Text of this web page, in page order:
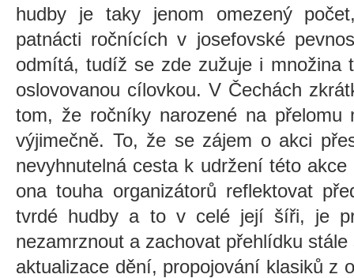
hudby je taky jenom omezený
patnácti ročnících v josefovské
odmítá, tudíž se zde zužuje i množina
oslovovanou cílovkou. V Čechách
tom, že ročníky narozené na přelomu
výjimečně. To, že se zájem o akci
nevyhnutelná cesta k udržení této
ona touha organizátorů reflektovat
tvrdé hudby a to v celé její šíři, je
nezamrznout a zachovat přehlídku
aktualizace dění, propojování klasiků z